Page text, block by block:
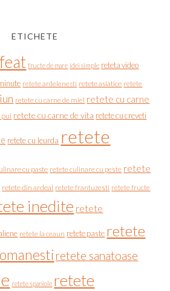
ETICHETE
feat fructe de mare idei simple reteta video
retete ardelenesti retete asiatice retete
retete cu carne de miel retete cu carne
pui retete cu carne de vita retete cu creveti
retete cu leurda retete
cu paste retete culinare cu peste retete
retete din ardeal retete frantuzesti retete fructe
inedite retete
retete la ceaun retete paste retete
retete sanatoase
retete spaniole retete